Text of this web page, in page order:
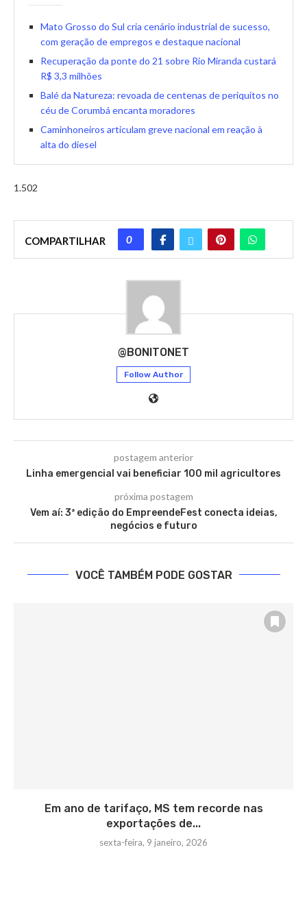
Mato Grosso do Sul cria cenário industrial de sucesso,
com geração de empregos e destaque nacional
Recuperação da ponte do 21 sobre Rio Miranda custará
R$ 3,3 milhões
Balé da Natureza: revoada de centenas de periquitos no
céu de Corumbá encanta moradores
Caminhoneiros articulam greve nacional em reação à
alta do diesel
1.502
COMPARTILHAR 0
@BONITONET
Follow Author
postagem anterior
Linha emergencial vai beneficiar 100 mil agricultores
próxima postagem
Vem aí: 3ª edição do EmpreendeFest conecta ideias,
negócios e futuro
VOCÊ TAMBÉM PODE GOSTAR
Em ano de tarifaço, MS tem recorde nas
exportações de...
sexta-feira, 9 janeiro, 2026